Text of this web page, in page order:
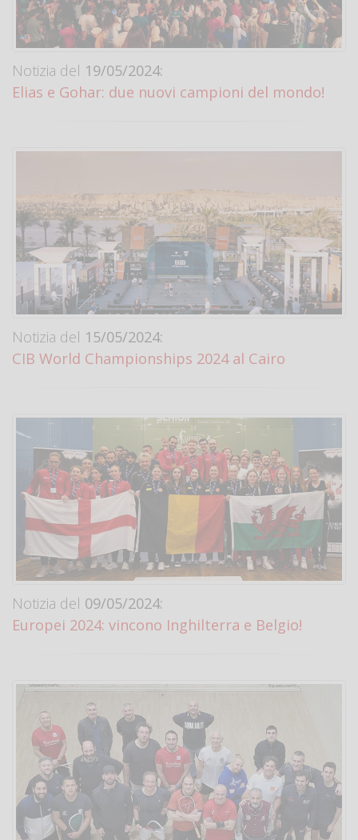
Notizia del 19/05/2024:
Elias e Gohar: due nuovi campioni del mondo!
Notizia del 15/05/2024:
CIB World Championships 2024 al Cairo
Notizia del 09/05/2024:
Europei 2024: vincono Inghilterra e Belgio!